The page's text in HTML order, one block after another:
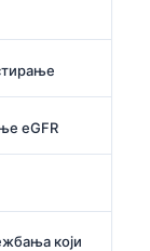
eGFR
који